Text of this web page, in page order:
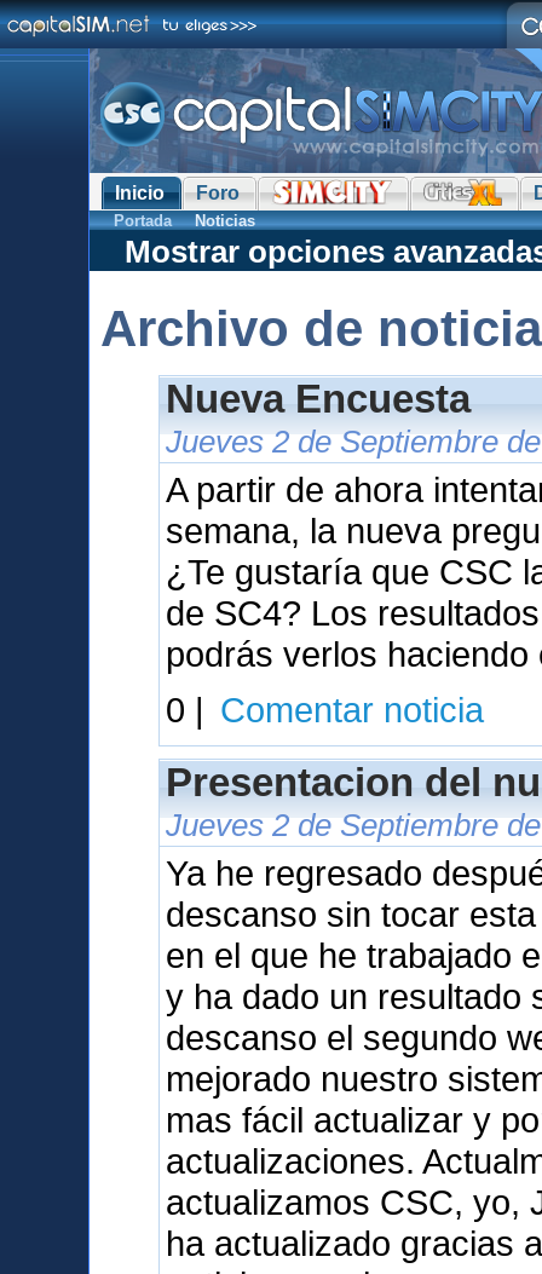
Inicio Foro
Portada Noticias
Mostrar opciones
Archivo de
Nueva Encuesta
Jueves 2 de Septiembre
A partir de ahora
semana, la nueva
¿Te gustaría que CSC
de SC4? Los
podrás verlos
0 | Comentar noticia
Presentacion del
Jueves 2 de Septiembre
Ya he regresado
descanso sin tocar
en el que he trabajado
y ha dado un resultado
descanso el segundo
mejorado nuestro
mas fácil actualizar y
actualizaciones.
actualizamos CSC, yo,
ha actualizado gracias